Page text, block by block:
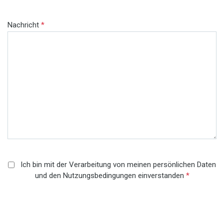
Nachricht *
Ich bin mit der Verarbeitung von meinen persönlichen Daten
und den Nutzungsbedingungen einverstanden *